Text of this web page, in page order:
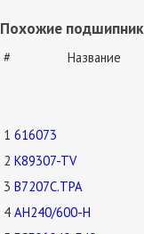
Похожие
# Название
1 616073
2 K89307-TV
3 B7207C.TPA
4 AH240/600-H